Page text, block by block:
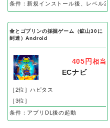
条件：新規インストール後、レベル
金とゴブリンの採掘ゲーム（鉱山30に
到達）Android
405円 相当
ECナビ
［2位］ハピタス
［3位］
条件：アプリDL後の起動